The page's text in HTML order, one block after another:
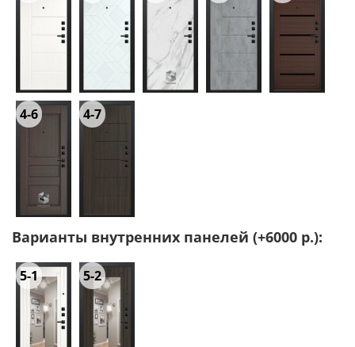
4-6 4-7
Варианты внутренних панелей (+6000 р.):
5-1 5-2